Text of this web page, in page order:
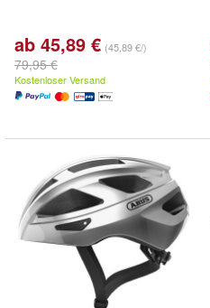
ab 45,89 € (45,89 €/)
79,95 €
Kostenloser Versand